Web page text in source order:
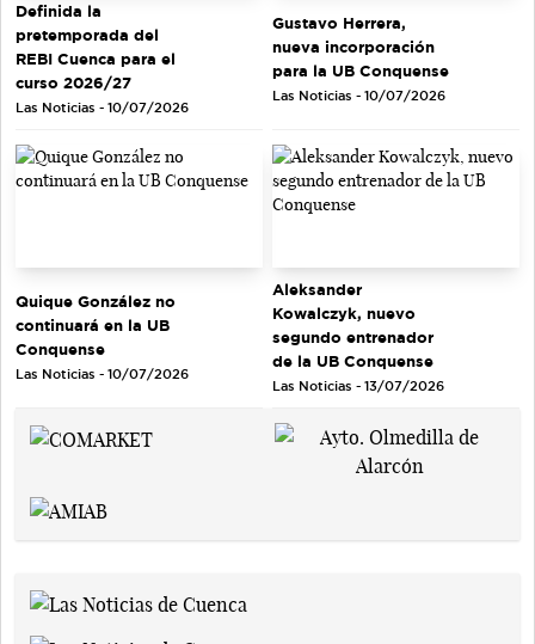
Definida la
pretemporada del
REBI Cuenca para el
curso 2026/27
Las Noticias - 10/07/2026
Gustavo Herrera,
nueva incorporación
para la UB Conquense
Las Noticias - 10/07/2026
Quique González no
continuará en la UB
Conquense
Las Noticias - 10/07/2026
Aleksander
Kowalczyk, nuevo
segundo entrenador
de la UB Conquense
Las Noticias - 13/07/2026